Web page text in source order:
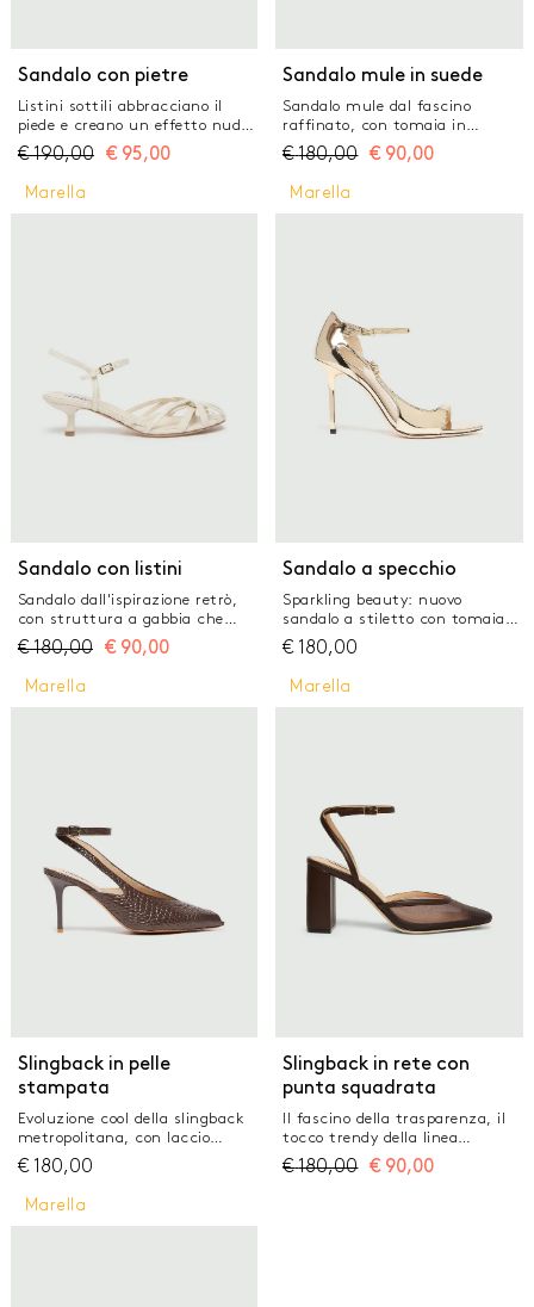
Sandalo con pietre
Listini sottili abbracciano il
piede e creano un effetto nude
look, per questo sandalo
svettante. Le pietre applicate
aggiungono una nota luminosa,
per attirare lo sguardo ad ogni
in canvas on tone
€ 190,00 € 95,00
Sandalo mule in suede
Sandalo mule dal fascino
raffinato, con tomaia in
tubolare sottile che si intreccia
in un gioco di linee
geometriche. L'effetto è
estremamente elegante,
altezza 8 cm Sottopiede in
pelle rosa con etichetta
personalizzata Suola in cuoio
naturale
€ 180,00 € 90,00
Marella
Sandalo con listini
Sandalo dall'ispirazione retrò,
con struttura a gabbia che
abbraccia dolcemente le dita. Il
tacco sottile assicura comfort
all day long. Sandalo in pelle
con listini a gabbia sul davanti
€ 180,00 € 90,00
Marella
Sandalo a specchio
Sparkling beauty: nuovo
sandalo a stiletto con tomaia a
specchio. I listini sottili e la
punta aperta lasciano il piede
scoperto, per una sensualità
senza compromessi. Sandalo
altezza 9,5 cm Suola in
pomiciato color naturale con
€ 180,00
Marella
Slingback in pelle
stampata
Evoluzione cool della slingback
metropolitana, con laccio
intrecciato alla caviglia e una
stampa coccodrillo dall'effetto
prezioso. Perfetta con i
pantaloni fluidi di collezione
€ 180,00
Marella
Slingback in rete con
punta squadrata
Il fascino della trasparenza, il
tocco trendy della linea
squadrata: impossibile non
amare la slingback in rete, con
€ 180,00 € 90,00
Marella